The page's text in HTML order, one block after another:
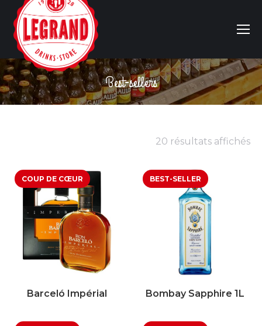
Best-sellers
Vous êtes ici :
20 résultats affichés
Barceló Impérial Bombay Sapphire 1L